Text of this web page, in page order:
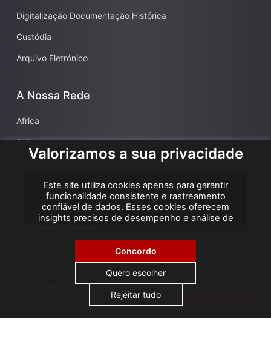
Digitalização Documentação Histórica
Custódia
Arquivo Eletrónico
A Nossa Rede
Africa
Asia
Europa
França
Territórios Francese
Publicaçôes
Valorizamos a sua privacidade
Este site utiliza cookies apenas para garantir
funcionalidade consistente e rastreamento
confiável de dados. Esses cookies oferecem
insights precisos de desempenho e análise de
experiência. Não utilizamos cookies para
publicidade ou remarketing, e nenhum dado
pessoal é vendido ou compartilhado com
terceiros. Ao clicar em "Aceitar todos", você
consente com o uso de cookies.
Concordo
Quero escolher
Rejeitar tudo